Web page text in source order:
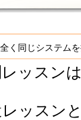
く同じシステム
ッスン
ッスン